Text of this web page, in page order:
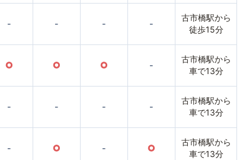
- - - -
古市橋駅から
徒歩15分
○ ○ ○ -
古市橋駅から
車で13分
- - - -
古市橋駅から
車で13分
- ○ - ○
古市橋駅から
車で13分